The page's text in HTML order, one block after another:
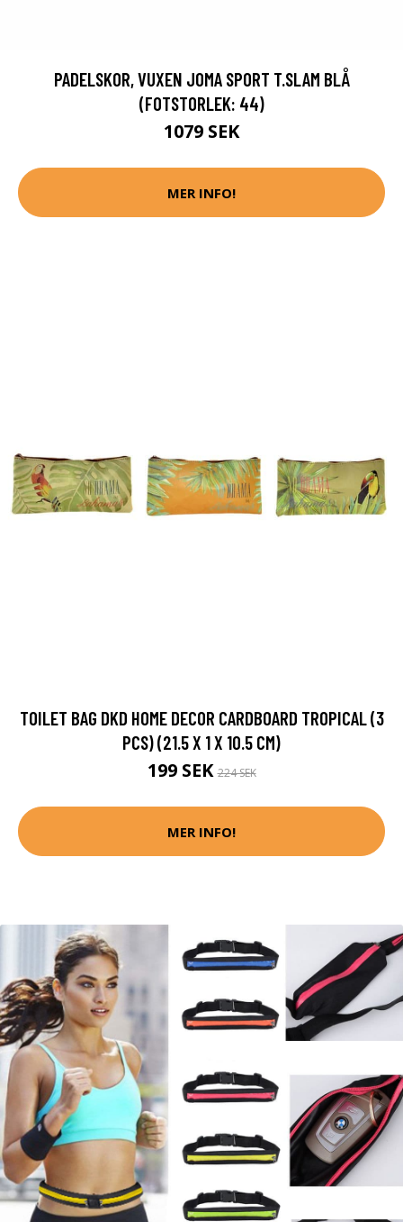
PADELSKOR, VUXEN JOMA SPORT T.SLAM BLÅ
(FOTSTORLEK: 44)
1079 SEK
MER INFO!
TOILET BAG DKD HOME DECOR CARDBOARD TROPICAL (3
PCS) (21.5 X 1 X 10.5 CM)
199 SEK224 SEK
MER INFO!